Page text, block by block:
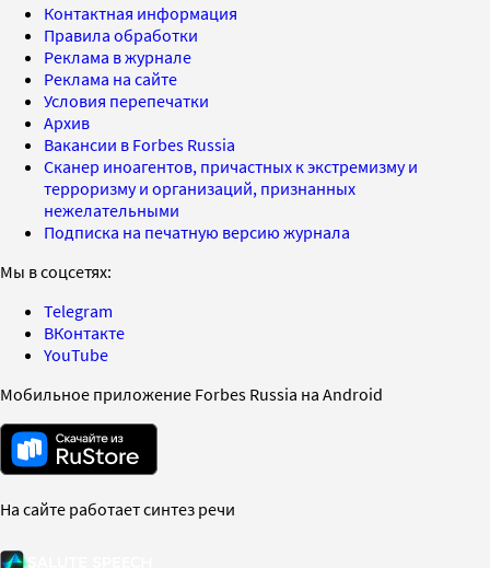
Контактная информация
Правила обработки
Реклама в журнале
Реклама на сайте
Условия перепечатки
Архив
Вакансии в Forbes Russia
Сканер иноагентов, причастных к экстремизму и
терроризму и организаций, признанных
нежелательными
Подписка на печатную версию журнала
Мы в соцсетях:
Telegram
ВКонтакте
YouTube
Мобильное приложение Forbes Russia на Android
На сайте работает синтез речи